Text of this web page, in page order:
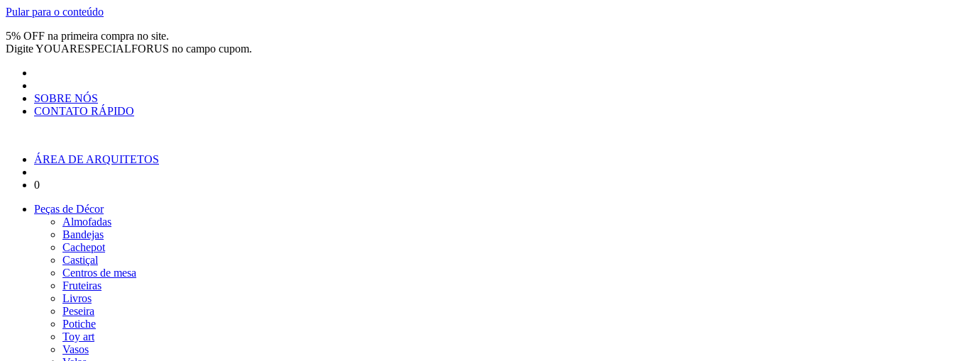
Pular para o conteúdo
5% OFF na primeira compra no site.
DigiteYOUARESPECIALFORUS no campo cupom.
SOBRE NÓS
CONTATO RÁPIDO
ÁREA DE ARQUITETOS
0
Peças de Décor
Almofadas
Bandejas
Cachepot
Castiçal
Centros de mesa
Fruteiras
Livros
Peseira
Potiche
Toy art
Vasos